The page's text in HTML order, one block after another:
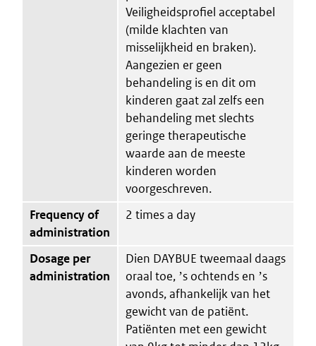
Veiligheidsprofiel acceptabel
(milde klachten van
misselijkheid en braken).
Aangezien er geen
behandeling is en dit om
kinderen gaat zal zelfs een
behandeling met slechts
geringe therapeutische
waarde aan de meeste
kinderen worden
voorgeschreven.
Frequency of
administration
2 times a day
Dosage per
administration
Dien DAYBUE tweemaal daags
oraal toe, ʼs ochtends en ʼs
avonds, afhankelijk van het
gewicht van de patiënt.
Patiënten met een gewicht